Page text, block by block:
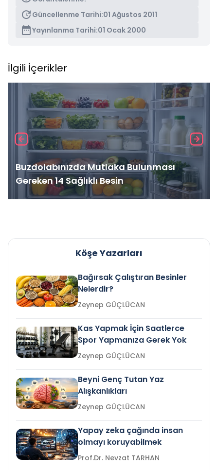
Güncellenme Tarihi:01 Ağustos 2011
Yayınlanma Tarihi:01 Ocak 2000
İlgili İçerikler
Buzdolabınızda Mutlaka Bulunması
Gereken 14 Sağlıklı Besin
Köşe Yazarları
Bağırsak Çalıştıran Besinler
Nelerdir?
Zeynep GÜÇLÜCAN
Kas Yapmak İçin Saatlerce
Spor Yapmanıza Gerek Yok
Zeynep GÜÇLÜCAN
Beyni Genç Tutan Yaz
Alışkanlıkları
Zeynep GÜÇLÜCAN
Yapay zeka çağında insan
olmayı koruyabilmek
Prof.Dr. Nevzat TARHAN